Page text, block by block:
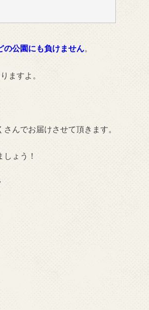
の公園にも負けません。
ますよ。
んでお届けさせて頂きます。
ょう！